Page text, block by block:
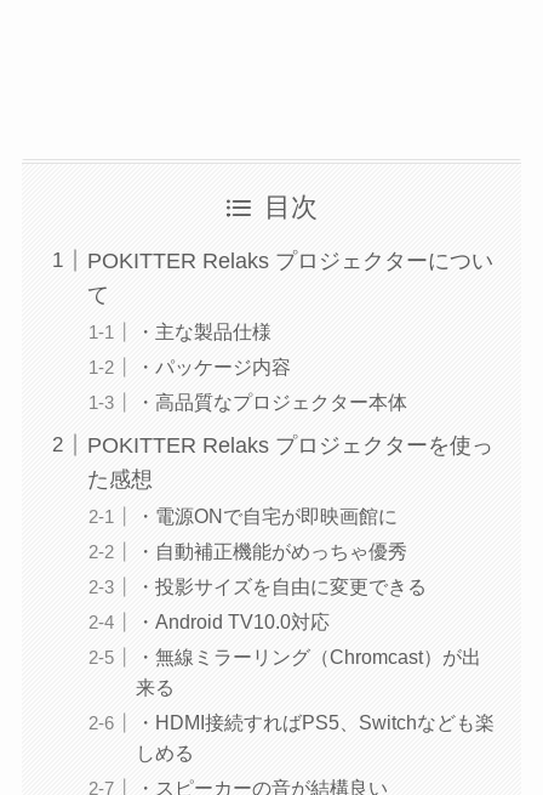
目次
POKITTER Relaks プロジェクターについ
て
・主な製品仕様
・パッケージ内容
・高品質なプロジェクター本体
POKITTER Relaks プロジェクターを使っ
た感想
・電源ONで自宅が即映画館に
・自動補正機能がめっちゃ優秀
・投影サイズを自由に変更できる
・Android TV10.0対応
・無線ミラーリング（Chromcast）が出
来る
・HDMI接続すればPS5、Switchなども楽
しめる
・スピーカーの音が結構良い